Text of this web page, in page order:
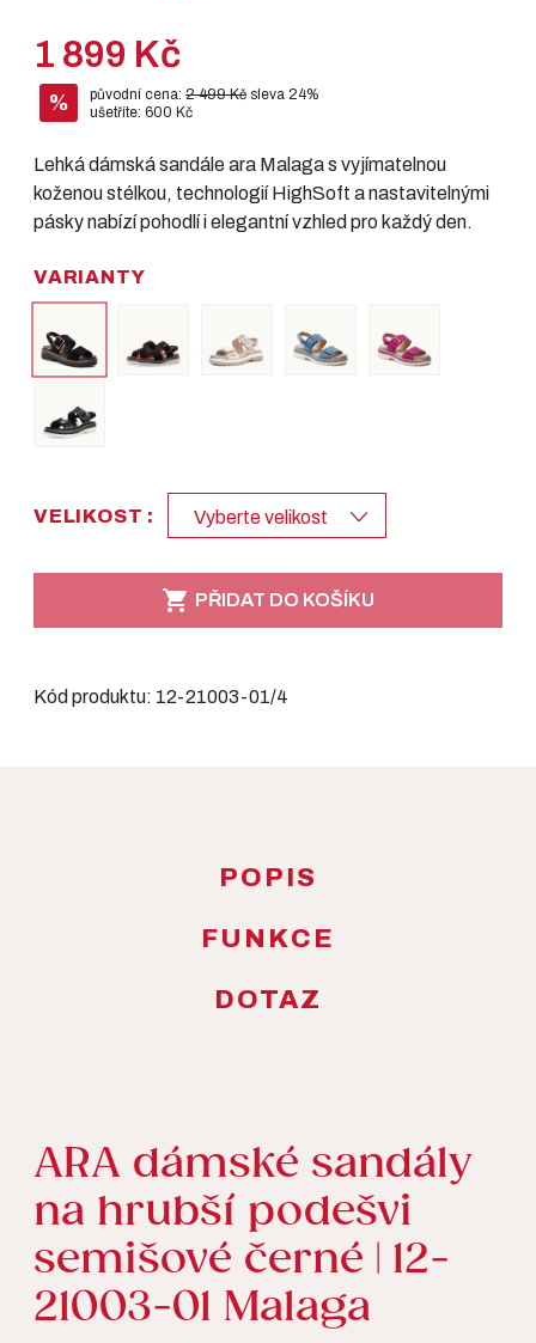
1 899 Kč
% původní cena: 2 499 Kč sleva 24%
ušetříte: 600 Kč
Lehká dámská sandále ara Malaga s vyjímatelnou
koženou stélkou, technologií HighSoft a nastavitelnými
pásky nabízí pohodlí i elegantní vzhled pro každý den.
VARIANTY
VELIKOST : Vyberte velikost
 PŘIDAT DO KOŠÍKU
Kód produktu: 12-21003-01/4
POPIS
FUNKCE
DOTAZ
ARA dámské sandály
na hrubší podešvi
semišové černé | 12-
21003-01 Malaga